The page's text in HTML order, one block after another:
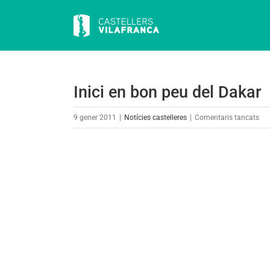
Inici en bon peu del Dakar
9 gener 2011 Notícies castelleres Comentaris tancatsa